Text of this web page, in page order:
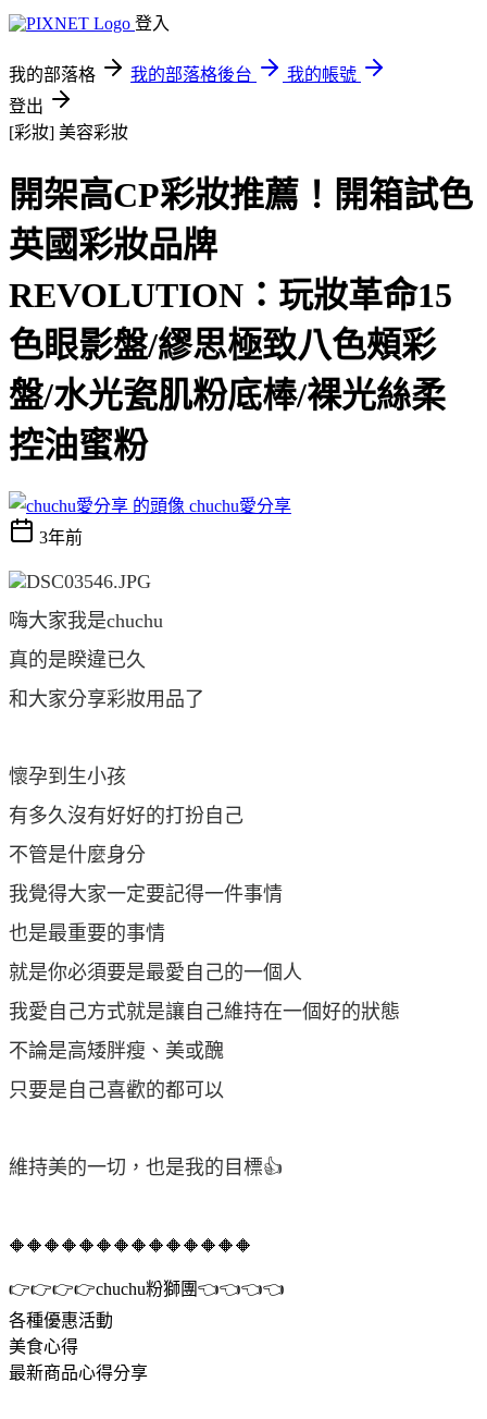
登入
我的部落格 我的部落格後台
我的帳號
登出
[彩妝] 美容彩妝
開架高CP彩妝推薦！開箱試色
英國彩妝品牌
REVOLUTION：玩妝革命15
色眼影盤/繆思極致八色頰彩
盤/水光瓷肌粉底棒/裸光絲柔
控油蜜粉
chuchu愛分享
3年前
嗨大家我是chuchu
真的是睽違已久
和大家分享彩妝用品了
懷孕到生小孩
有多久沒有好好的打扮自己
不管是什麼身分
我覺得大家一定要記得一件事情
也是最重要的事情
就是你必須要是最愛自己的一個人
我愛自己方式就是讓自己維持在一個好的狀態
不論是高矮胖瘦、美或醜
只要是自己喜歡的都可以
維持美的一切，也是我的目標👍
🔶🔶🔶🔶🔶🔶🔶🔶🔶🔶🔶🔶🔶🔶
👉👉👉👉chuchu粉獅團👈👈👈👈
各種優惠活動
美食心得
最新商品心得分享